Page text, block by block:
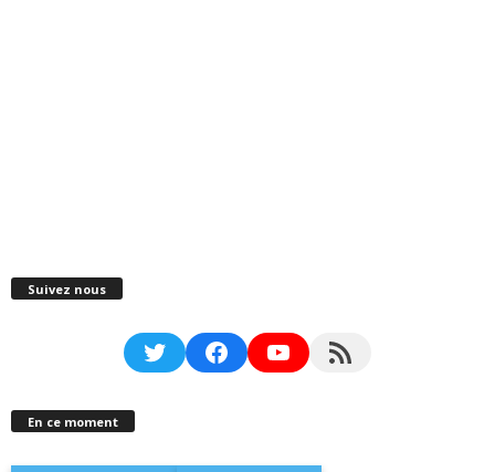
Suivez nous
TwitterFacebookYouTubeRSS Feed
En ce moment